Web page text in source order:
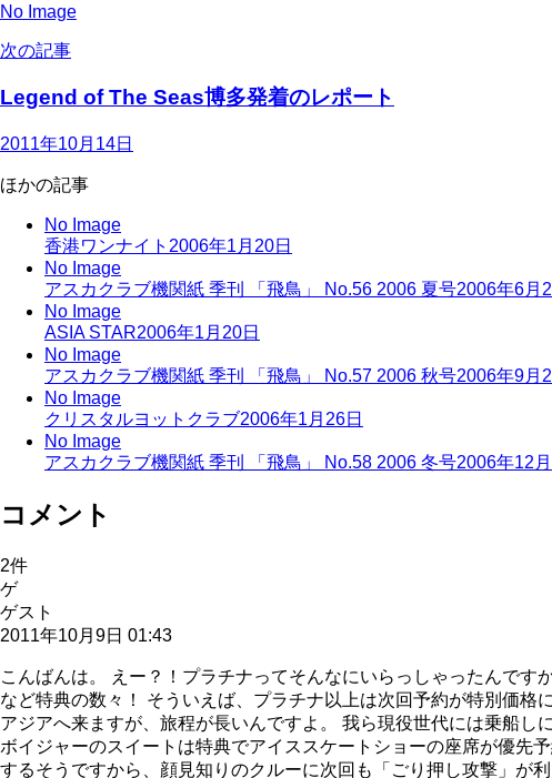
No Image
次の記事
Legend of The Seas博多発着のレポート
2011年10月14日
ほかの記事
No Image
香港ワンナイト 2006年1月20日
No Image
アスカクラブ機関紙 季刊 「飛鳥」 No.56 2006 夏号2006年6月
No Image
ASIA STAR2006年1月20日
No Image
アスカクラブ機関紙 季刊 「飛鳥」 No.57 2006 秋号2006年9月
No Image
クリスタルヨットクラブ2006年1月26日
No Image
アスカクラブ機関紙 季刊 「飛鳥」 No.58 2006 冬号2006年12
コメント
2件
ゲ
ゲスト
2011年10月9日 01:43
こんばんは。 えー？！プラチナってそんなにいらっしゃったんで
など特典の数々！ そういえば、プラチナ以上は次回予約が特別価
アジアへ来ますが、旅程が長いんですよ。 我ら現役世代には乗船し
ボイジャーのスイートは特典でアイススケートショーの座席が優先
するそうですから、顔見知りのクルーに次回も「ごり押し攻撃」が